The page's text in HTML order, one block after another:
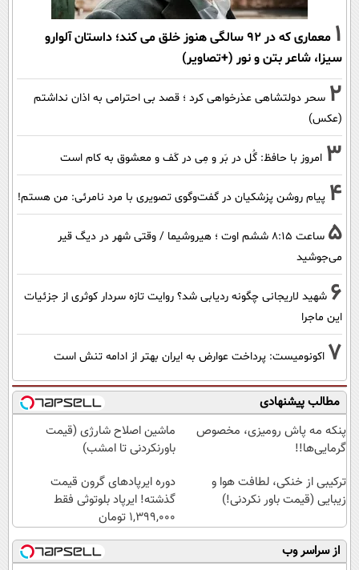
1
معماری که در 92 سالگی هنوز خلق می کند؛ داستان آلوارو
سیزا، شاعر بتن و نور (+تصاویر)
2 سحر دولتشاهی عذرخواهی کرد ؛ قصد بی احترامی به اذان نداشتم
(عکس)
3 امروز با حافظ: گُل در بَر و مِی در کَف و معشوق به کام است
4 پیام روشن پزشکیان در گفت‌و‌گوی تصویری با مرد نامرئی: من هستم!
5
ساعت ۸:۱۵ ششم اوت ؛ هیروشیما / وقتی شهر در دیگ قیر
می‌جوشید
6 شهید لاریجانی چگونه ردیابی شد؟ روایت تازه سردار کوثری از جزئیات
این ماجرا
7 اکونومیست: پرداخت عوارض به ایران بهتر از ادامه تنش است
مطالب پیشنهادی
پنکه مه پاش رومیزی، مخصوص
گرمایی‌ها!!
ماشین اصلاح شارژی (قیمت
باورنکردنی تا امشب)
ترکیبی از خنکی، لطافت هوا و
زیبایی (قیمت باور نکردنی!)
دوره ایرپاد‌های گرون قیمت
گذشته! ایرپاد بلوتوثی فقط
1,399,000 تومان
از سراسر وب